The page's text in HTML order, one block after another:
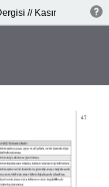
// Kasım 2014